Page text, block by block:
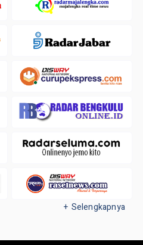
+ Selengkapnya